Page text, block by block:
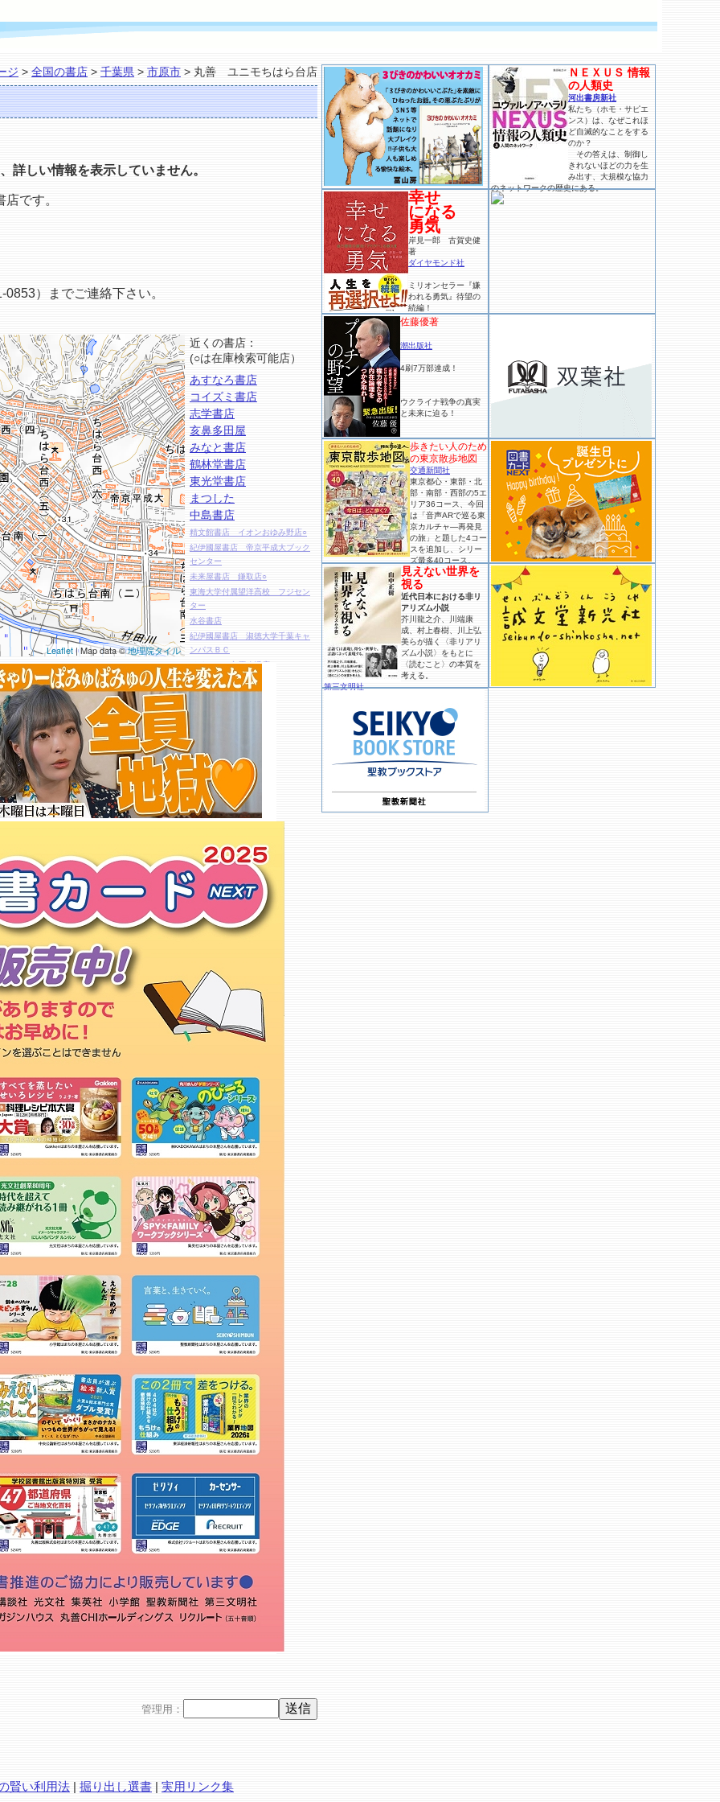
ジ > 全国の書店 > 千葉県 > 市原市 > 丸善 ユニモちはら台店
詳しい情報を表示していません。
です。
）までご連絡下さい。
Leaflet| Map data ©地理院タイル
近くの書店：
(○は在庫検索可能店）
あすなろ書店
コイズミ書店
志学書店
亥鼻多田屋
みなと書店
鶴林堂書店
東光堂書店
まつした
中島書店
精文館書店 イオンおゆみ野店○
紀伊國屋書店 帝京平成大ブック
センター
未来屋書店 鎌取店○
東海大学付属望洋高校 フジセン
ター
水谷書店
紀伊國屋書店 淑徳大学千葉キャ
ンパスＢＣ
ベイシア 市原八幡店
紀伊國屋書店 淑徳大学千葉第二
ＣＢＣ
音丸書店
桃太郎王国 市原店
エンターキング 白金店
東京パラダイス
ＴＳＵＴＡＹＡ 市原五井店○
タワーレコード アリオモール蘇
くまざわ書店 蘇我店○
千葉大学生協 亥鼻ＳＢ部
千葉大学医学部 地下売店
千葉大学医学部 ３Ｆ売店
こどもの本の広場 会留府
エンターキング 鶴沢店
ゲオ 千葉都町店
恵泉書房
エンターキング 千葉中央店
もっと詳しく
管理用：
賢い利用法 | 掘り出し選書 | 実用リンク集
ＮＥＸＵＳ 情報
の人類史
河出書房新社
私たち（ホモ・サピエ
ンス）は、なぜこれほ
ど自滅的なことをする
のか？
その答えは、制御し
きれないほどの力を生
み出す、大規模な協力
のネットワークの歴史にある。
幸せ
になる
勇気
岸見一郎 古賀史健
著
ダイヤモンド社
ミリオンセラー『嫌
われる勇気』待望の
続編！
佐藤優著
潮出版社
4刷7万部達成！
ウクライナ戦争の真実
と未来に迫る！
歩きたい人のため
の東京散歩地図
交通新聞社
東京都心・東部・北
部・南部・西部の5エ
リア36コース、今回
は「音声ARで巡る東
京カルチャ―再発見
の旅」と題した4コー
スを追加し、シリー
ズ最多40コース。
見えない世界を
視る
近代日本における非リ
アリズム小説
芥川龍之介、川端康
成、村上春樹、川上弘
美らが描く〈非リアリ
ズム小説〉をもとに
〈読むこと〉の本質を
考える。
第三文明社